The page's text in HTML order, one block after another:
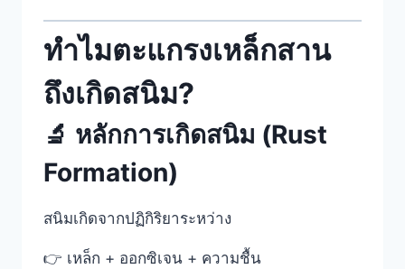
ทำไมตะแกรงเหล็กสาน
ถึงเกิดสนิม?
🔬 หลักการเกิดสนิม (Rust
Formation)
สนิมเกิดจากปฏิกิริยาระหว่าง
👉 เหล็ก + ออกซิเจน + ความชื้น